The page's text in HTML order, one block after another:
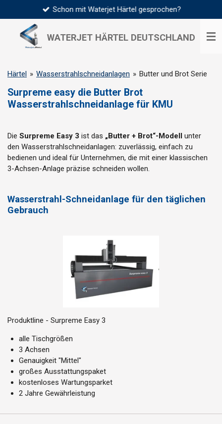
Hauptinhalt
springen
WATERJET HÄRTEL DEUTSCHLAND
Schon mit Waterjet Härtel gesprochen?
Härtel » Wasserstrahlschneidanlagen » Butter und Brot Serie
Surpreme easy die Butter Brot
Wasserstrahlschneidanlage für KMU
Die Surpreme Easy 3 ist das „Butter + Brot“-Modell unter
den Wasserstrahlschneidanlagen: zuverlässig, einfach zu
bedienen und ideal für Unternehmen, die mit einer klassischen
3-Achsen-Anlage präzise schneiden wollen.
Wasserstrahl-Schneidanlage für den täglichen
Gebrauch
Produktline - Surpreme Easy 3
alle Tischgrößen
3 Achsen
Genauigkeit "Mittel"
großes Ausstattungspaket
kostenloses Wartungsparket
2 Jahre Gewährleistung